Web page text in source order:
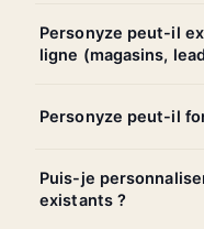
Personyze peut-il
ligne (magasins,
Personyze peut-il
Puis-je
existants ?